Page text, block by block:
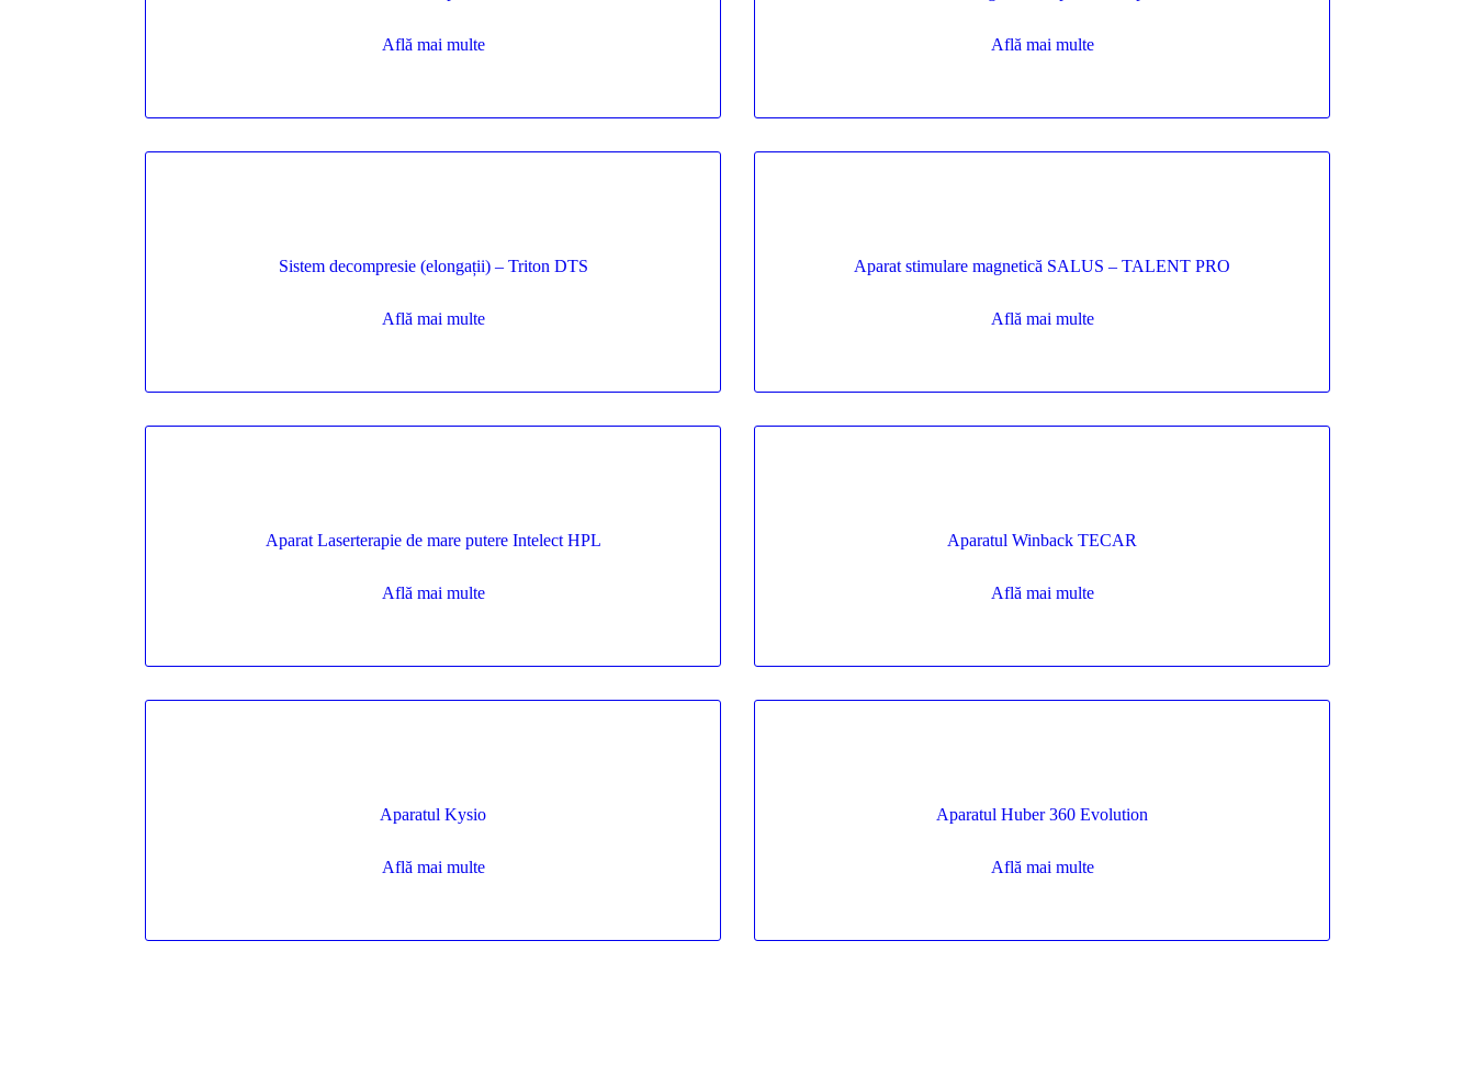
Află mai multe Află mai multe
Sistem decompresie (elongații) – Triton DTS
Află mai multe
Aparat stimulare magnetică SALUS – TALENT PRO
Află mai multe
Aparat Laserterapie de mare putere Intelect HPL
Află mai multe
Aparatul Winback TECAR
Află mai multe
Aparatul Kysio
Află mai multe
Aparatul Huber 360 Evolution
Află mai multe